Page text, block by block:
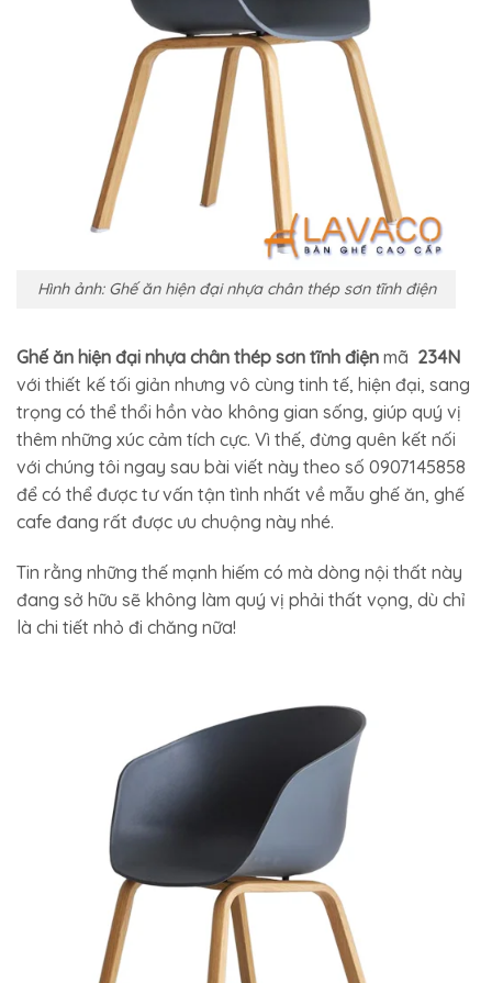
Hình ảnh: Ghế ăn hiện đại nhựa chân thép sơn tĩnh điện
Ghế ăn hiện đại nhựa chân thép sơn tĩnh điện mã 234N
với thiết kế tối giản nhưng vô cùng tinh tế, hiện đại, sang
trọng có thể thổi hồn vào không gian sống, giúp quý vị
thêm những xúc cảm tích cực. Vì thế, đừng quên kết nối
với chúng tôi ngay sau bài viết này theo số 0907145858
để có thể được tư vấn tận tình nhất về mẫu ghế ăn, ghế
cafe đang rất được ưu chuộng này nhé.
Tin rằng những thế mạnh hiếm có mà dòng nội thất này
đang sở hữu sẽ không làm quý vị phải thất vọng, dù chỉ
là chi tiết nhỏ đi chăng nữa!